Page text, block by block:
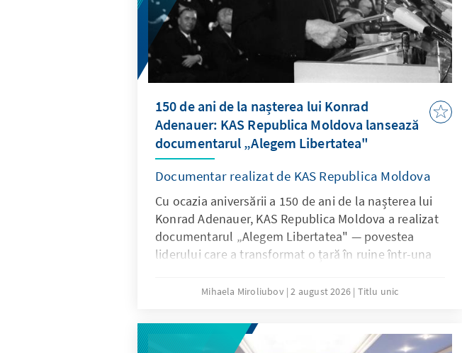
150 de ani de la nașterea lui Konrad
Adenauer: KAS Republica Moldova lansează
documentarul „Alegem Libertatea"
Documentar realizat de KAS Republica Moldova
Cu ocazia aniversării a 150 de ani de la nașterea lui
Konrad Adenauer, KAS Republica Moldova a realizat
documentarul „Alegem Libertatea" — povestea
liderului care a transformat o țară în ruine într-una
poveste despre trecut cu lecții profund actuale
Mihaela Miroliubov 2 august 2026 Titlu unic